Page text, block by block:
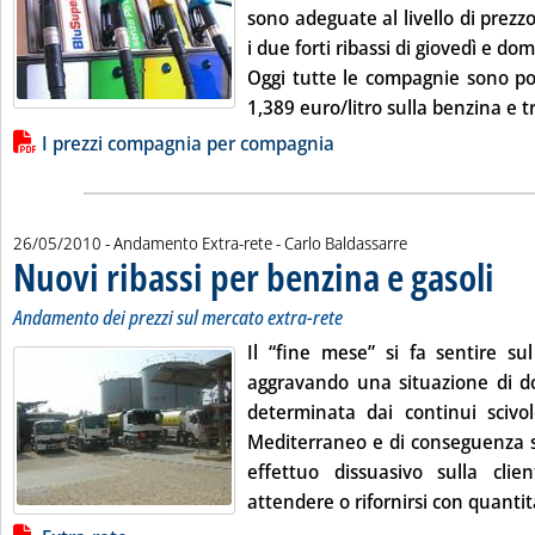
sono adeguate al livello di
i due forti ribassi di giovedì e
Oggi tutte le compagnie sono
1,389 euro/litro sulla benzina e
Lista allegati PDF alla notizia
I prezzi compagnia per compagnia
26/05/2010 - Andamento Extra-rete -di:
Carlo Baldassarre
Nuovi ribassi per benzina e gasoli
Andamento dei prezzi sul mercato extra-rete
Il “fine mese” si fa sentire
aggravando una situazione di
determinata dai continui
Mediterraneo e di
effettuo dissuasivo sulla
attendere o rifornirsi con